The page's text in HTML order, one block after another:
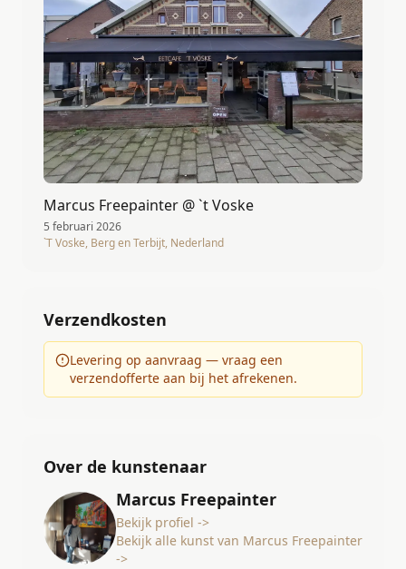
Marcus Freepainter @ `t Voske
5 februari 2026
`T Voske, Berg en Terbijt, Nederland
Verzendkosten
Levering op aanvraag — vraag een
verzendofferte aan bij het afrekenen.
Over de kunstenaar
Marcus Freepainter
Bekijk profiel ->
Bekijk alle kunst van Marcus Freepainter
->